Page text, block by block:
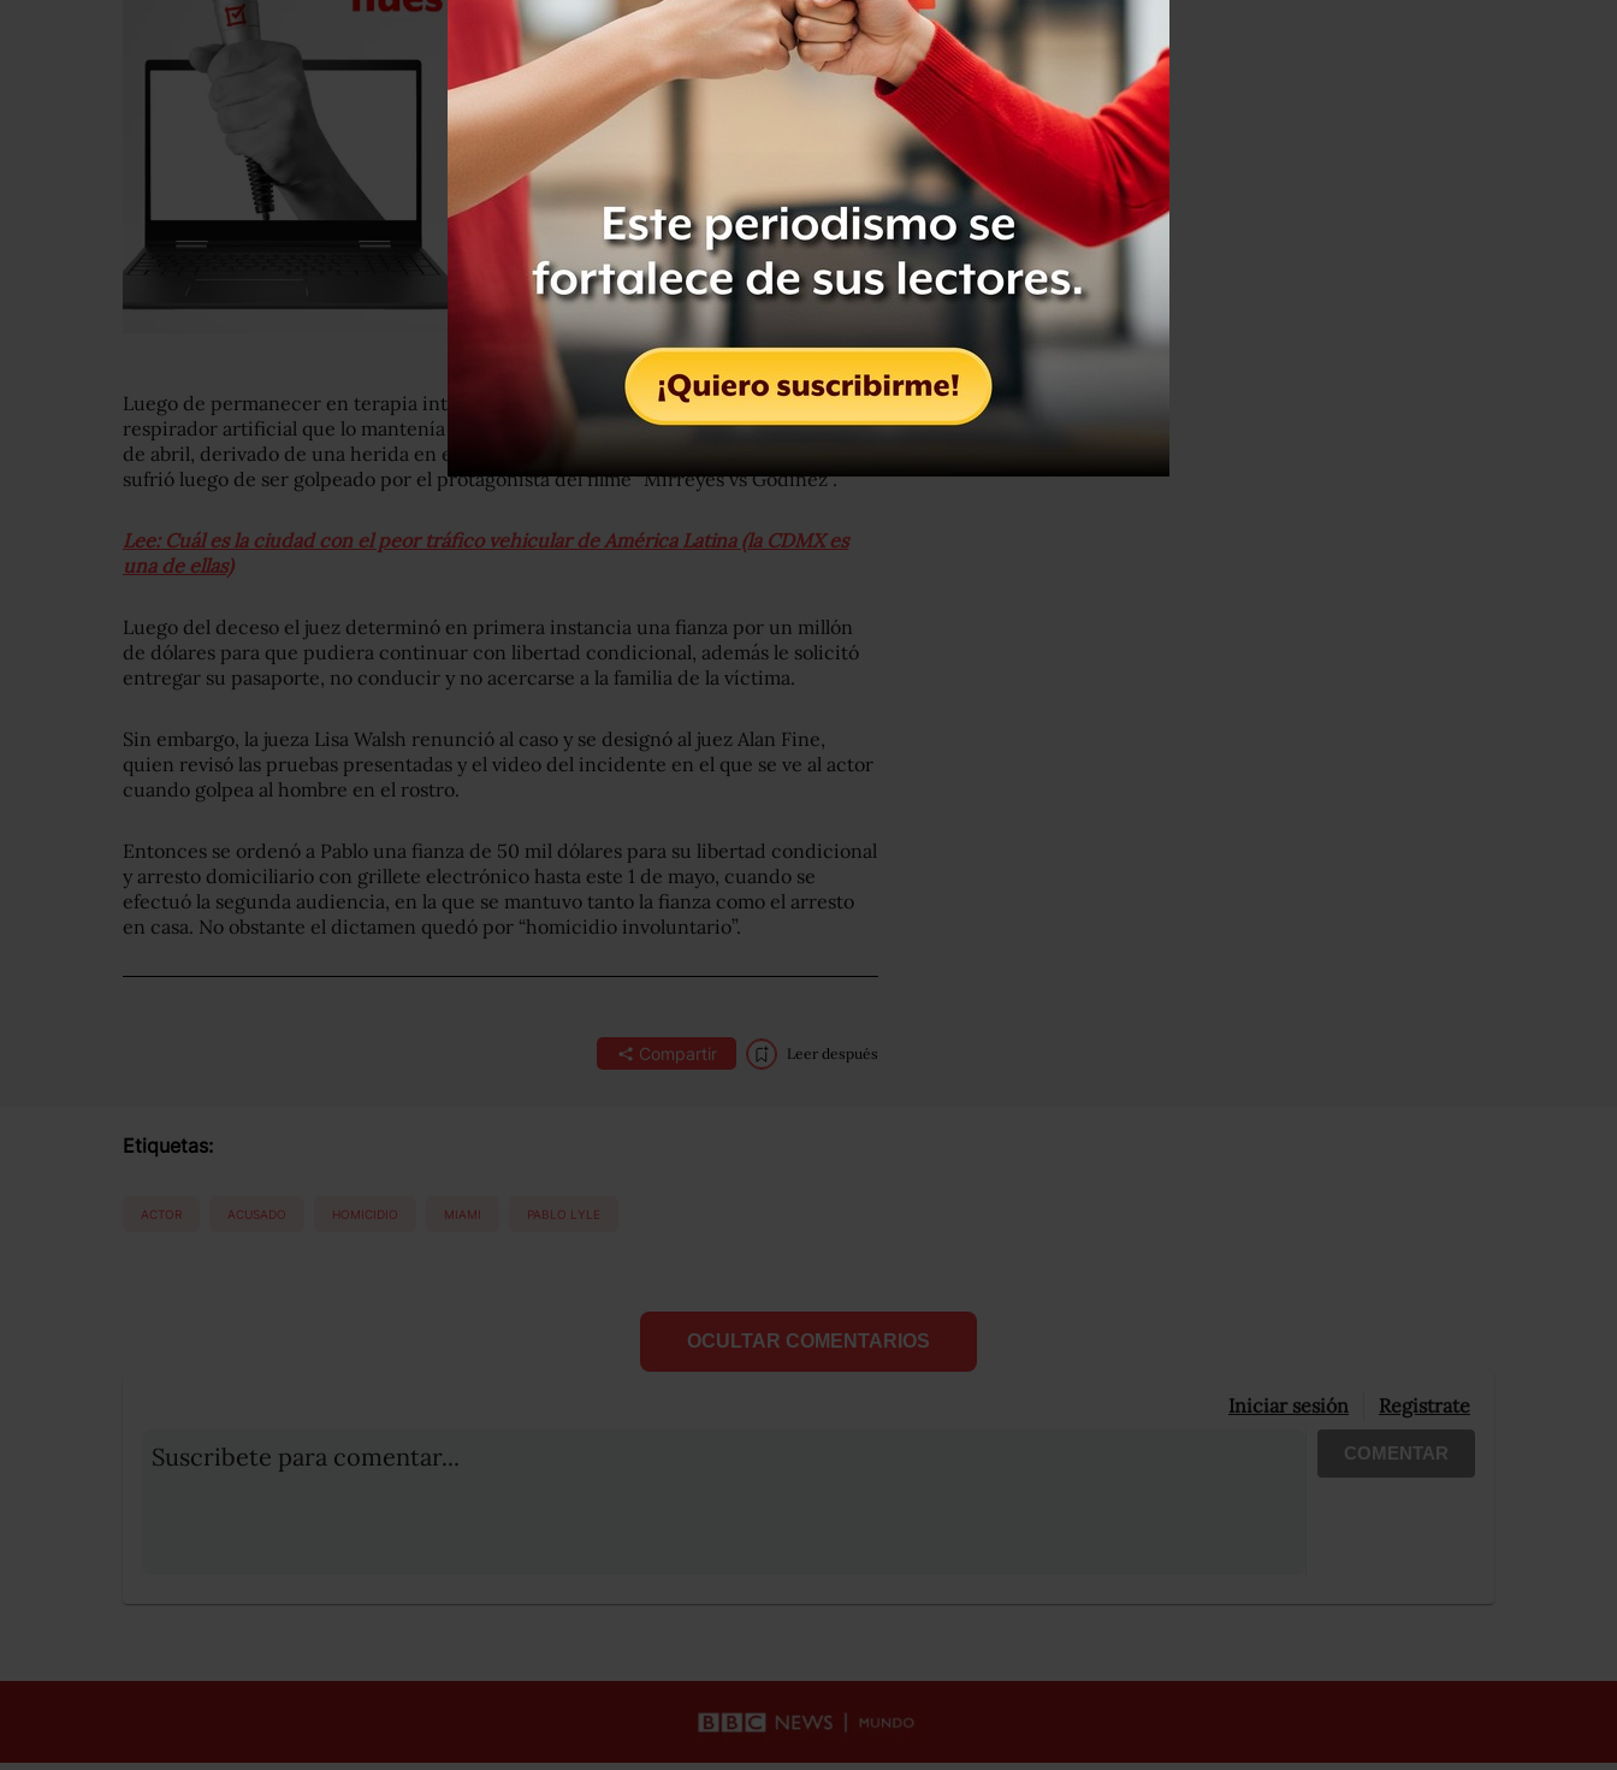
Luego de permanecer en terapia intensiva la familia decidió desconectarlo del
respirador artificial que lo mantenía con vida y Juan Ricardo Hernández falleció el 4
de abril, derivado de una herida en el cráneo y un derrame interno por la caída que
sufrió luego de ser golpeado por el protagonista del filme “Mirreyes vs Godinez”.
Lee: Cuál es la ciudad con el peor tráfico vehicular de América Latina (la CDMX es
una de ellas)
Luego del deceso el juez determinó en primera instancia una fianza por un millón
de dólares para que pudiera continuar con libertad condicional, además le solicitó
entregar su pasaporte, no conducir y no acercarse a la familia de la víctima.
Sin embargo, la jueza Lisa Walsh renunció al caso y se designó al juez Alan Fine,
quien revisó las pruebas presentadas y el video del incidente en el que se ve al actor
cuando golpea al hombre en el rostro.
Entonces se ordenó a Pablo una fianza de 50 mil dólares para su libertad condicional
y arresto domiciliario con grillete electrónico hasta este 1 de mayo, cuando se
efectuó la segunda audiencia, en la que se mantuvo tanto la fianza como el arresto
en casa. No obstante el dictamen quedó por “homicidio involuntario”.
Compartir Leer después
Etiquetas:
ACTOR ACUSADO HOMICIDIO MIAMI PABLO LYLE
OCULTAR COMENTARIOS
Iniciar sesión Registrate
Suscribete para comentar... COMENTAR